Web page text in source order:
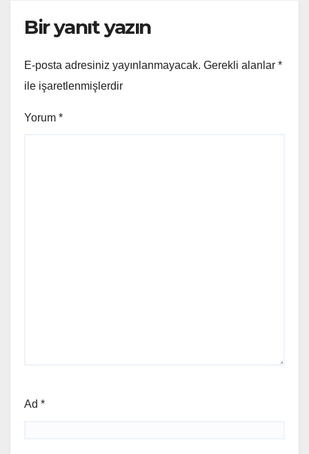
Bir yanıt yazın
E-posta adresiniz yayınlanmayacak. Gerekli alanlar *
ile işaretlenmişlerdir
Yorum *
Ad *